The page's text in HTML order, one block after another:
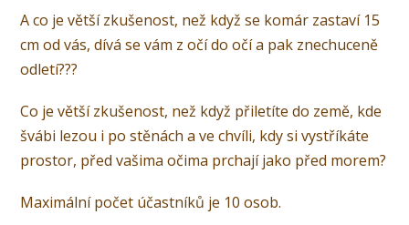
A co je větší zkušenost, než když se komár zastaví 15
cm od vás, dívá se vám z očí do očí a pak znechuceně
odletí???
Co je větší zkušenost, než když přiletíte do země, kde
švábi lezou i po stěnách a ve chvíli, kdy si vystříkáte
prostor, před vašima očima prchají jako před morem?
Maximální počet účastníků je 10 osob.